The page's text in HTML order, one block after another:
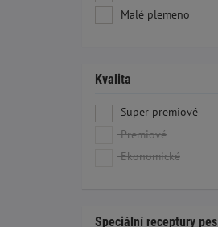
Malé plemeno
Kvalita
Super premiové
Premiové
Ekonomické
Speciální receptury pes